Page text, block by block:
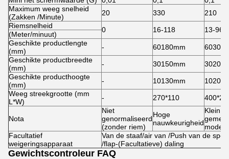
Maximum weeg snelheid
(Zakken /Minute)
20 330
210
Riemsnelheid
0 16-118 13-96
(Meter/minuut)
Geschikte productlengte
(mm)
- 60180mm
Geschikte productbreedte
(mm)
- 30150mm
Geschikte producthoogte
(mm)
- 10130mm
Weeg streekgrootte (mm
L*W)
- 270*110
Nota
Niet
genormaliseerd
(zonder riem)
Hoge
nauwkeurigheid
Klein
model
Facultatief
weigeringsapparaat
Van de staaf/air van /Push van de
/flap-(Facultatieve) daling
Gewichtscontroleur FAQ